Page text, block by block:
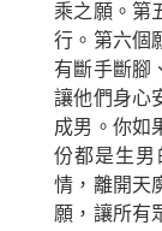
乘之願。第
行。第六個
有斷手斷腳
讓他們身心
成男。你如
份都是生男
情，離開天
願，讓所有